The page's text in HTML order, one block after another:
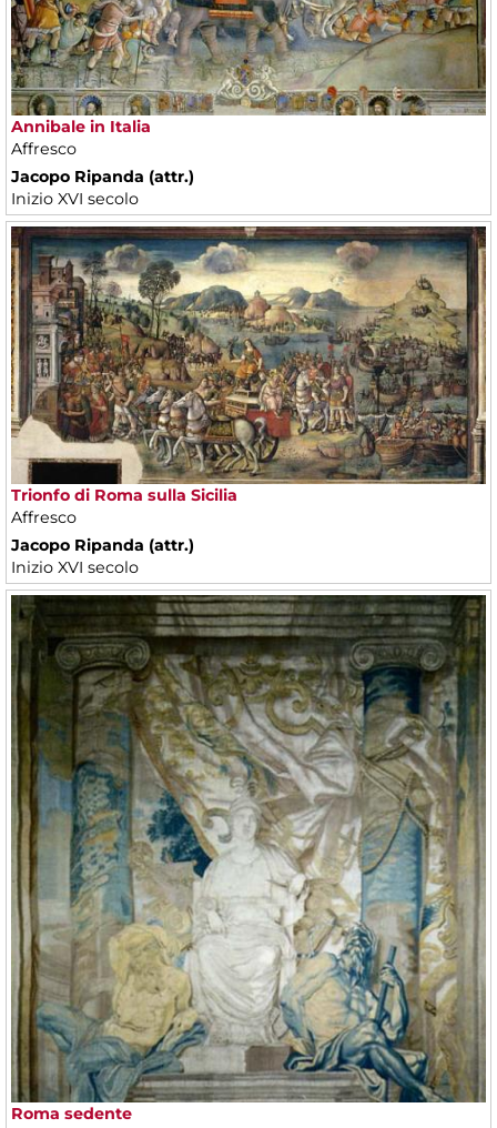
Annibale in Italia
Affresco
Jacopo Ripanda (attr.)
Inizio XVI secolo
Trionfo di Roma sulla Sicilia
Affresco
Jacopo Ripanda (attr.)
Inizio XVI secolo
Roma sedente